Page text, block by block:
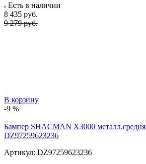
Есть в наличии
8 435 руб.
9 279 руб.
В корзину
-9 %
Бампер SHACMAN X3000
DZ97259623236
Артикул: DZ97259623236